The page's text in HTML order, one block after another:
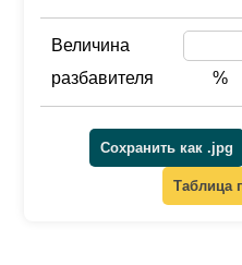
Величина
разбавителя
%
Сохранить как .jpg
Таблица